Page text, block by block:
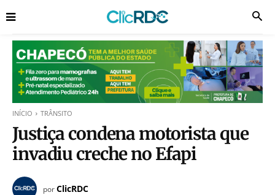
INÍCIO TRÂNSITO
Justiça condena motorista que
invadiu creche no Efapi
porClicRDC